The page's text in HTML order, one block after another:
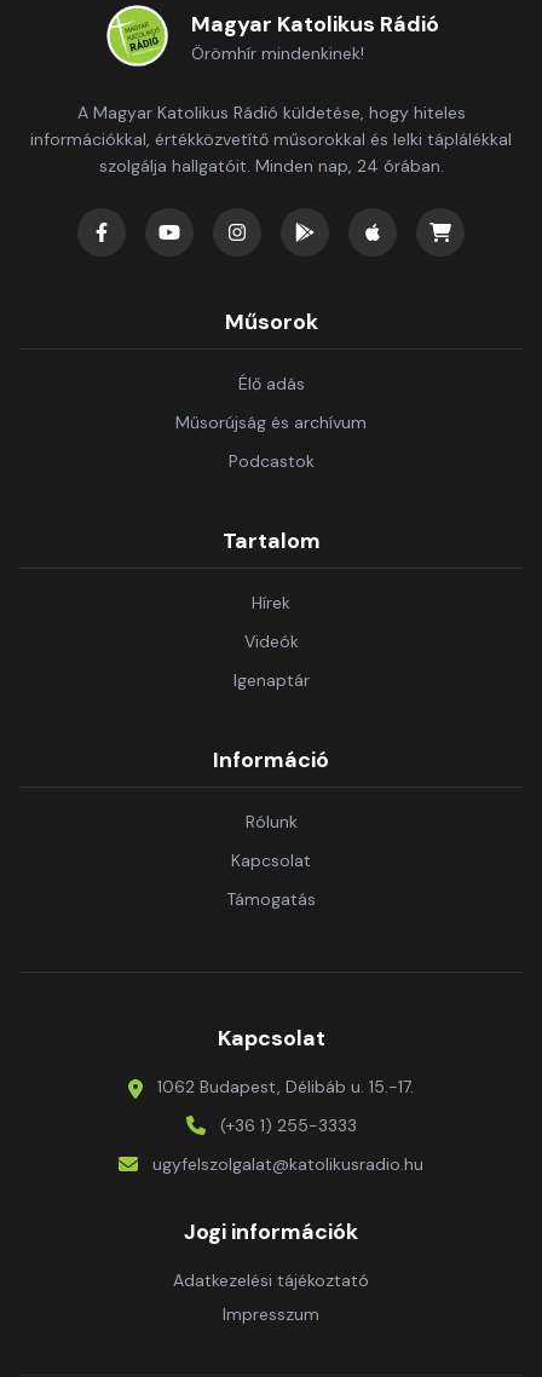
Magyar Katolikus Rádió
Örömhír mindenkinek!
A Magyar Katolikus Rádió küldetése, hogy hiteles
információkkal, értékközvetítő műsorokkal és lelki táplálékkal
szolgálja hallgatóit. Minden nap, 24 órában.
Műsorok
Élő adás
Műsorújság és archívum
Podcastok
Tartalom
Hírek
Videók
Igenaptár
Információ
Rólunk
Kapcsolat
Támogatás
Kapcsolat
1062 Budapest, Délibáb u. 15.-17.
(+36 1) 255-3333
ugyfelszolgalat@katolikusradio.hu
Jogi információk
Adatkezelési tájékoztató
Impresszum